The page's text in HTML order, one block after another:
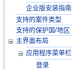
企业版安装指南
支持的案件类型
支持的保护国/地区
主界面布局
应用程序菜单栏
登录